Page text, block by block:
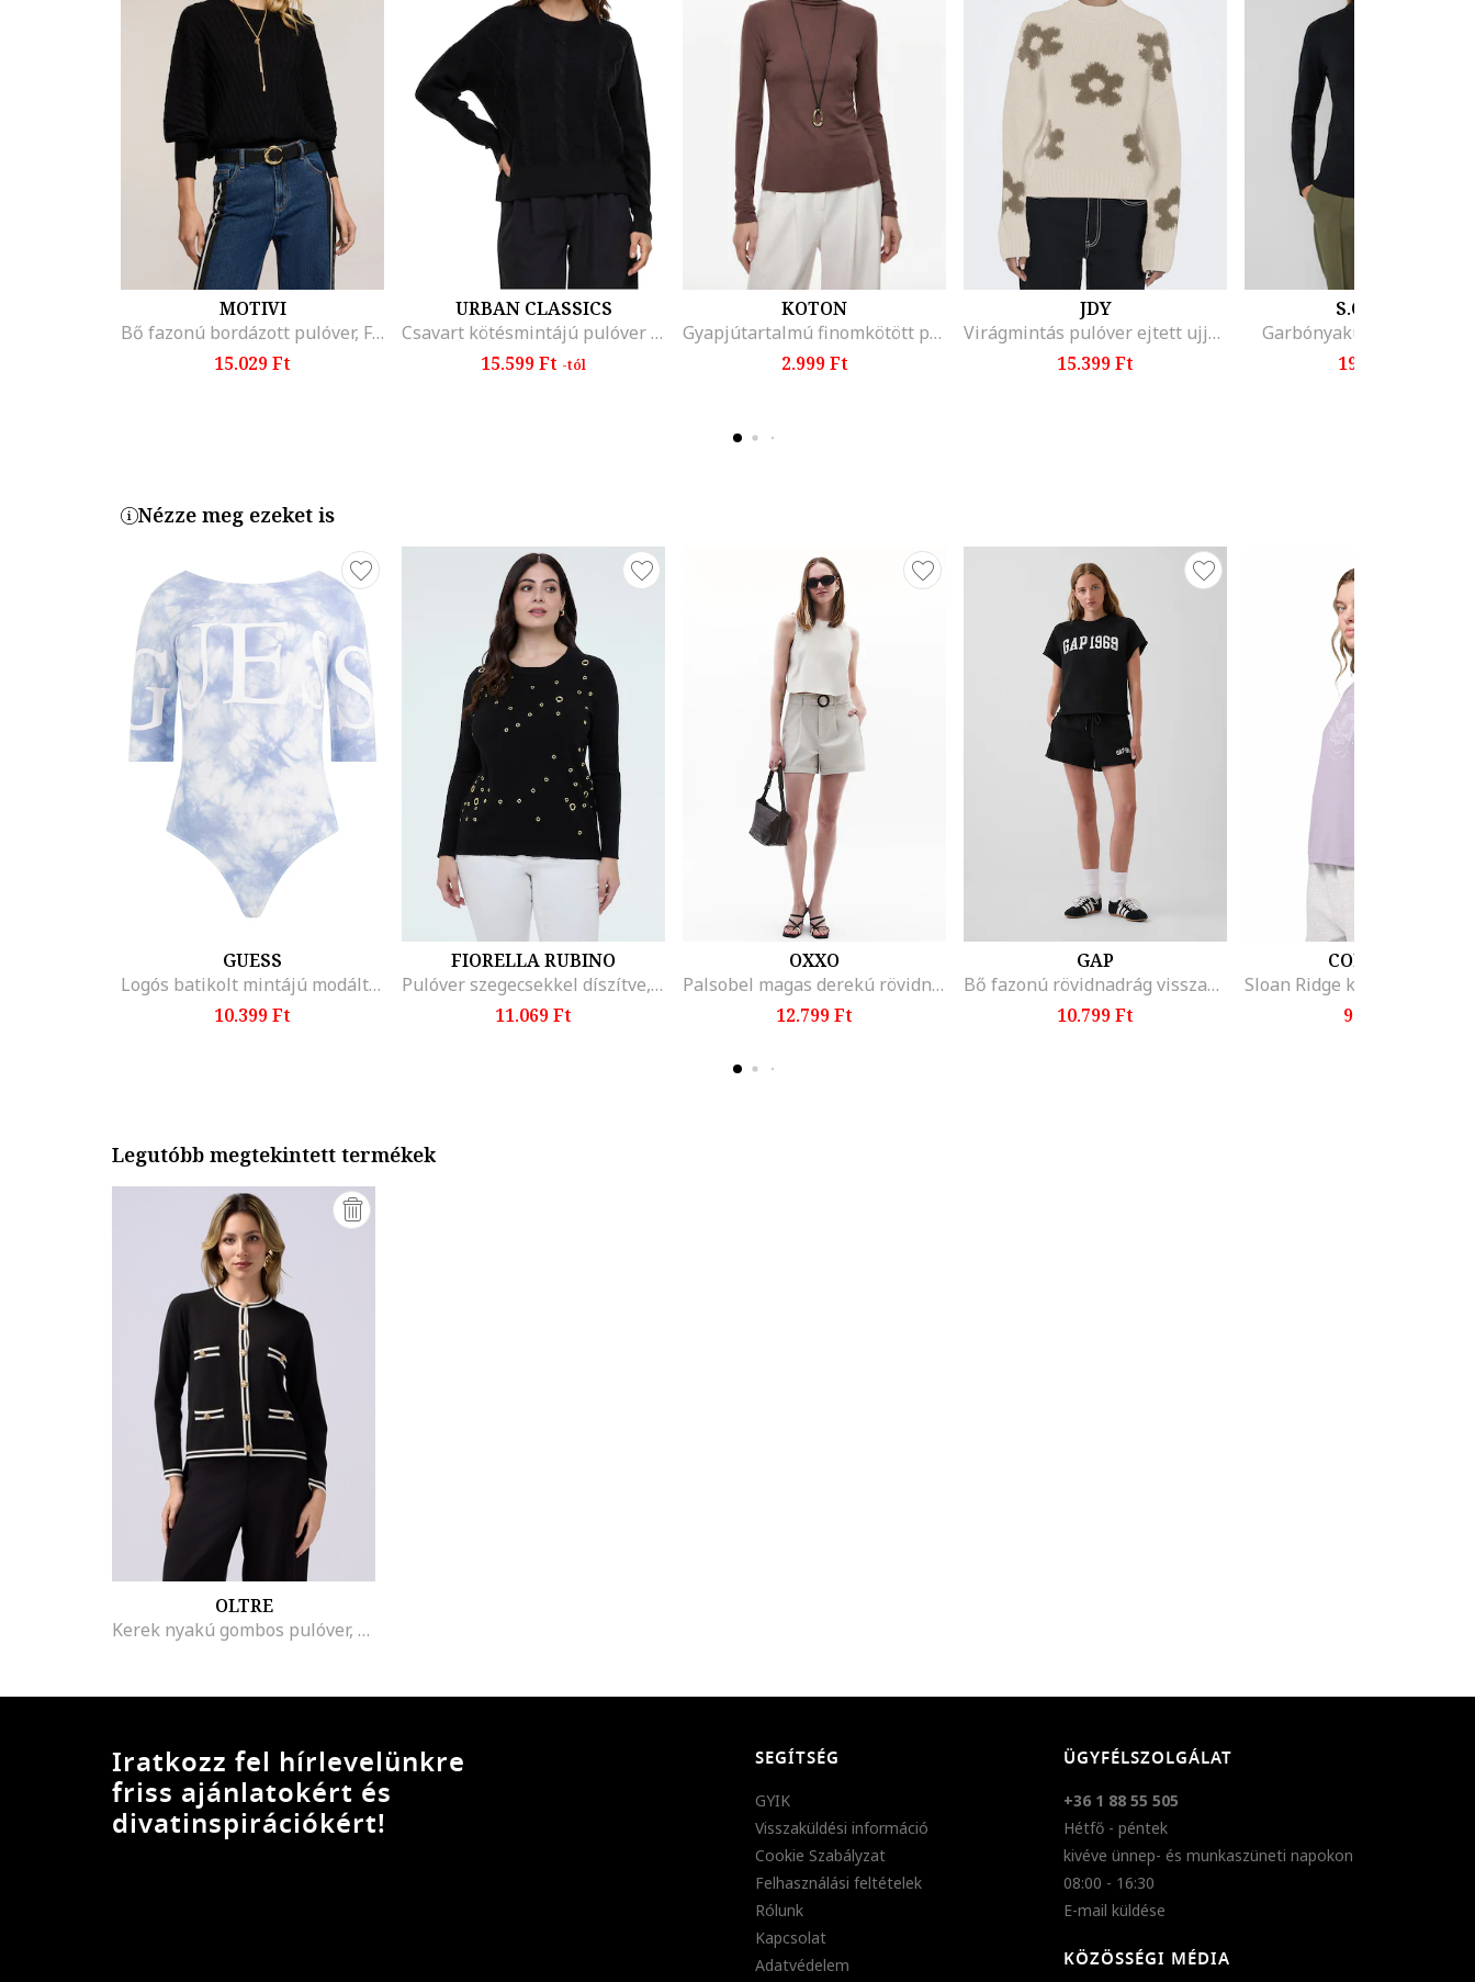
MOTIVI
Bő fazonú bordázott pulóver, Fekete
15.029 Ft
URBAN CLASSICS
Csavart kötésmintájú pulóver ejtett ujjakkal, Melange fekete
15.599 Ft -tól
KOTON
Gyapjútartalmú finomkötött pulóver, Barna
2.999 Ft
JDY
Virágmintás pulóver ejtett ujjakkal, Sötétbarna/Világosbézs
15.399 Ft
S.OLIVER
Garbónyakú pulóver,
19.799 Ft
Nézze meg ezeket is
GUESS
Logós batikolt mintájú modáltartalmú body
10.399 Ft
FIORELLA RUBINO
Pulóver szegecsekkel díszítve, Fekete
11.069 Ft
OXXO
Palsobel magas derekú rövidnadrág, Világosszürke
12.799 Ft
GAP
Bő fazonú rövidnadrág visszahajtott szárvégekkel, Fekete,
10.799 Ft
COLUMBIA
9.999 Ft
Legutóbb megtekintett termékek
OLTRE
Kerek nyakú gombos pulóver, Fehér/Fekete
Iratkozz fel hírlevelünkre
friss ajánlatokért és
divatinspirációkért!
SEGÍTSÉG
GYIK
Visszaküldési információ
Cookie Szabályzat
Felhasználási feltételek
Rólunk
Kapcsolat
Adatvédelem
ÜGYFÉLSZOLGÁLAT
+36 1 88 55 505
Hétfő - péntek
kivéve ünnep- és munkaszüneti napokon
08:00 - 16:30
E-mail küldése
KÖZÖSSÉGI MÉDIA